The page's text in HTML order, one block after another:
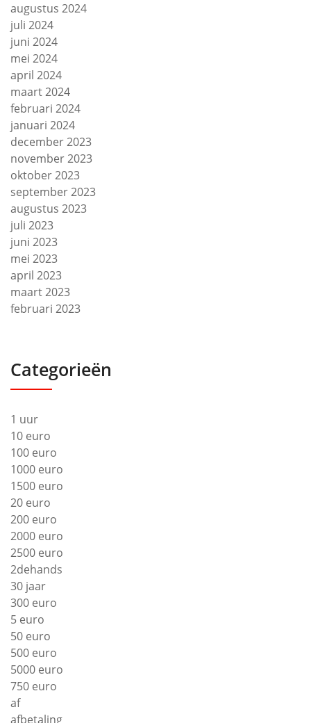
augustus 2024
juli 2024
juni 2024
mei 2024
april 2024
maart 2024
februari 2024
januari 2024
december 2023
november 2023
oktober 2023
september 2023
augustus 2023
juli 2023
juni 2023
mei 2023
april 2023
maart 2023
februari 2023
Categorieën
1 uur
10 euro
100 euro
1000 euro
1500 euro
20 euro
200 euro
2000 euro
2500 euro
2dehands
30 jaar
300 euro
5 euro
50 euro
500 euro
5000 euro
750 euro
af
afbetaling